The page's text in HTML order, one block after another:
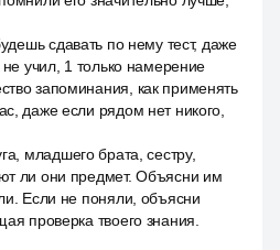
сдавать по нему тест, даже
не учил, 1 только намерение
запоминания, как применять
даже если рядом нет никого,
младшего брата, сестру,
ли они предмет. Объясни им
Если не поняли, объясни
проверка твоего знания.